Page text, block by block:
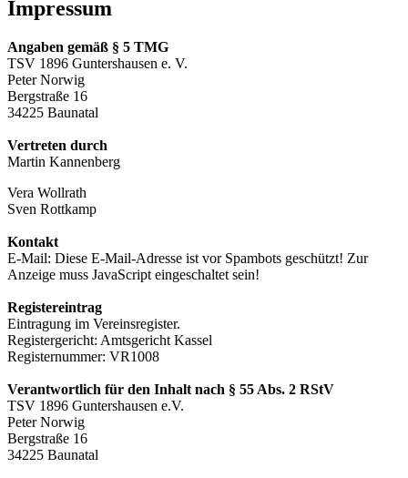
Impressum
Angaben gemäß § 5 TMG
TSV 1896 Guntershausen e. V.
Peter Norwig
Bergstraße 16
34225 Baunatal
Vertreten durch
Martin Kannenberg
Vera Wollrath
Sven Rottkamp
Kontakt
E-Mail: Diese E-Mail-Adresse ist vor Spambots geschützt! Zur
Anzeige muss JavaScript eingeschaltet sein!
Registereintrag
Eintragung im Vereinsregister.
Registergericht: Amtsgericht Kassel
Registernummer: VR1008
Verantwortlich für den Inhalt nach § 55 Abs. 2 RStV
TSV 1896 Guntershausen e.V.
Peter Norwig
Bergstraße 16
34225 Baunatal